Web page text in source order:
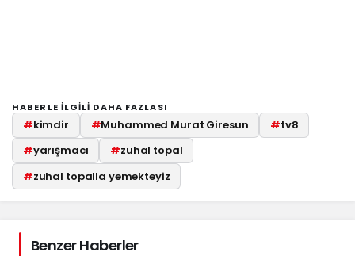
HABERLE ILGILI DAHA FAZLASI
#kimdir #Muhammed Murat Giresun #tv8
#yarışmacı #zuhal topal
#zuhal topalla yemekteyiz
Benzer Haberler